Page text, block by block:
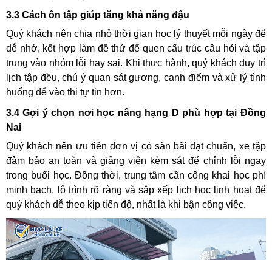
3.3 Cách ôn tập giúp tăng khả năng đậu
Quý khách nên chia nhỏ thời gian học lý thuyết mỗi ngày để
dễ nhớ, kết hợp làm đề thử để quen cấu trúc câu hỏi và tập
trung vào nhóm lỗi hay sai. Khi thực hành, quý khách duy trì
lịch tập đều, chú ý quan sát gương, canh điểm và xử lý tình
huống để vào thi tự tin hơn.
3.4 Gợi ý chọn nơi học nâng hạng D phù hợp tại Đồng
Nai
Quý khách nên ưu tiên đơn vị có sân bãi đạt chuẩn, xe tập
đảm bảo an toàn và giảng viên kèm sát để chỉnh lỗi ngay
trong buổi học. Đồng thời, trung tâm cần công khai học phí
minh bạch, lộ trình rõ ràng và sắp xếp lịch học linh hoạt để
quý khách dễ theo kịp tiến độ, nhất là khi bận công việc.